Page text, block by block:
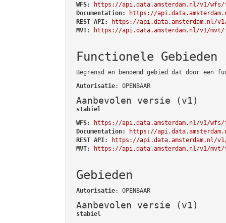
WFS:
https://api.data.amsterdam.nl/v1/
Documentation:
https://
REST API:
https://api.data.amsterdam.nl/
MVT:
https://api.data.amsterdam.nl/v1/
Functionele Gebieden
Begrensd en benoemd gebied dat door een
Autorisatie: OPENBAAR
Aanbevolen versie (v1)
stabiel
WFS:
https://api.data.amsterdam.nl/v1/wfs/
Documentation:
https://
REST API:
https://api.data.amsterdam.nl/
MVT:
https://api.data.amsterdam.nl/v1/mvt/
Gebieden
Autorisatie: OPENBAAR
Aanbevolen versie (v1)
stabiel